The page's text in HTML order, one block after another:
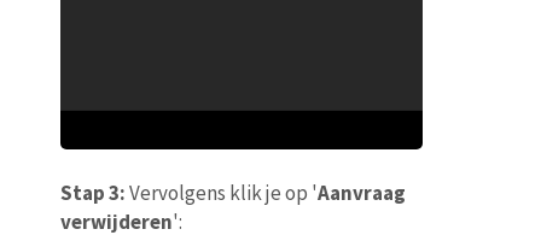
Stap 3:Vervolgens klik je op 'Aanvraag
verwijderen':